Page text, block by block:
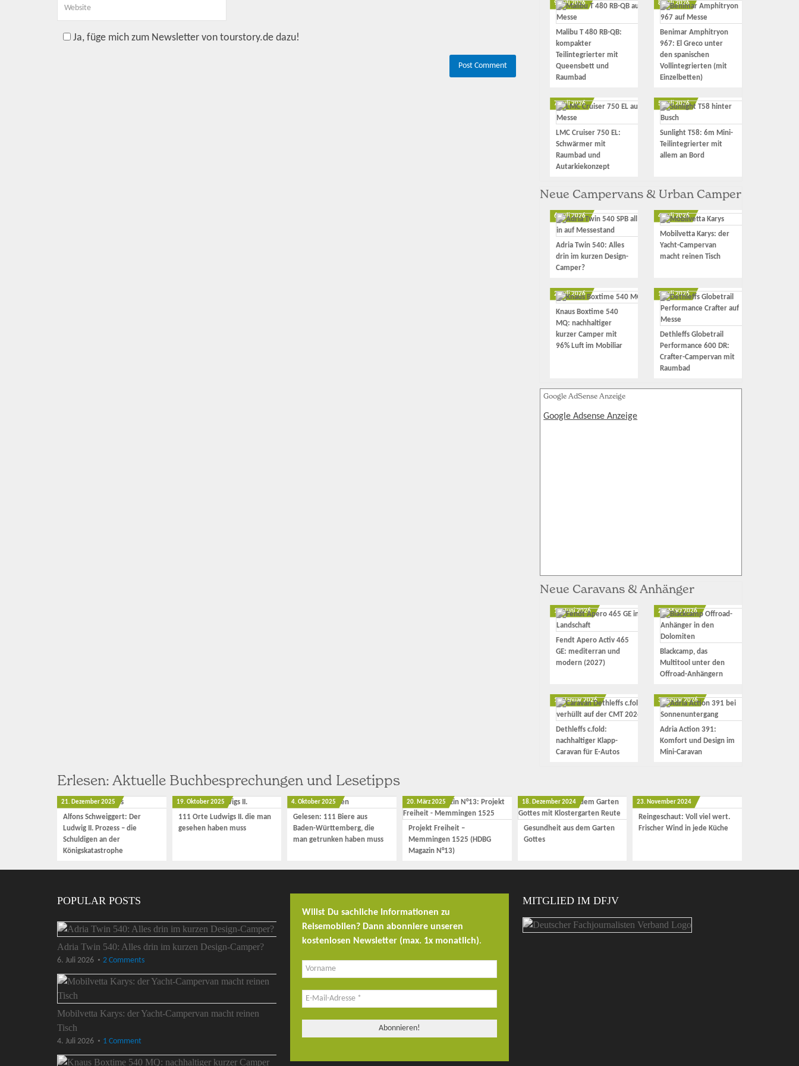
Ja, füge mich zum Newsletter von tourstory.de dazu!
9. Juli 2026
Malibu T 480 RB-QB:
kompakter
Teilintegrierter mit
Queensbett und
Raumbad
8. Juli 2026
Benimar Amphitryon
967: El Greco unter
den spanischen
Vollintegrierten (mit
Einzelbetten)
7. Juli 2026
LMC Cruiser 750 EL:
Schwärmer mit
Raumbad und
Autarkiekonzept
5. Juli 2026
Sunlight T58: 6m Mini-
Teilintegrierter mit
allem an Bord
Neue Campervans & Urban Camper
6. Juli 2026
Adria Twin 540: Alles
drin im kurzen Design-
Camper?
4. Juli 2026
Mobilvetta Karys: der
Yacht-Campervan
macht reinen Tisch
2. Juli 2026
Knaus Boxtime 540
MQ: nachhaltiger
kurzer Camper mit
96% Luft im Mobiliar
1. Juli 2026
Dethleffs Globetrail
Performance 600 DR:
Crafter-Campervan mit
Raumbad
Google AdSense Anzeige
Google Adsense Anzeige
Neue Caravans & Anhänger
12. Juni 2026
Fendt Apero Activ 465
GE: mediterran und
modern (2027)
23. März 2026
Blackcamp, das
Multitool unter den
Offroad-Anhängern
17. Januar 2026
Dethleffs c.fold:
nachhaltiger Klapp-
Caravan für E-Autos
3. Januar 2026
Adria Action 391:
Komfort und Design im
Mini-Caravan
Erlesen: Aktuelle Buchbesprechungen und Lesetipps
21. Dezember 2025
Alfons Schweiggert: Der
Ludwig II. Prozess – die
Schuldigen an der
Königskatastrophe
19. Oktober 2025
111 Orte Ludwigs II. die man
gesehen haben muss
4. Oktober 2025
Gelesen: 111 Biere aus
Baden-Württemberg, die
man getrunken haben muss
20. März 2025
Projekt Freiheit –
Memmingen 1525 (HDBG
Magazin N°13)
18. Dezember 2024
Gesundheit aus dem Garten
Gottes
23. November 2024
Reingeschaut: Voll viel wert.
Frischer Wind in jede Küche
POPULAR POSTS
Adria Twin 540: Alles drin im kurzen Design-Camper?
6. Juli 2026 2 Comments
Mobilvetta Karys: der Yacht-Campervan macht reinen
Tisch
4. Juli 2026 1 Comment
Willst Du sachliche Informationen zu
Reisemobilen? Dann abonniere unseren
kostenlosen Newsletter (max. 1x monatlich).
MITGLIED IM DFJV